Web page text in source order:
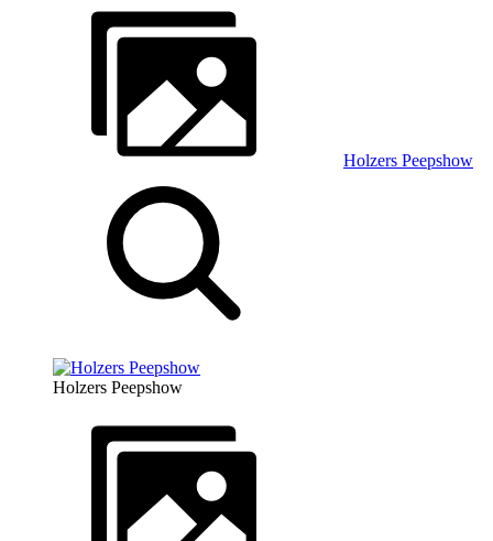
Holzers Peepshow
Holzers Peepshow